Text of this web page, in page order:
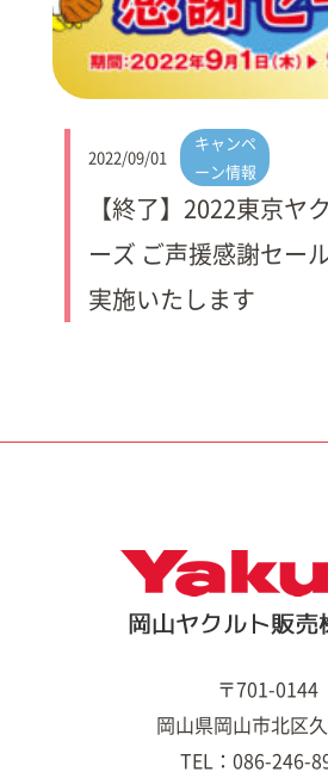
2022/09/01
キャンペ
ーン情報
【終了】2022東京ヤ
ーズ ご声援感謝セー
実施いたします
〒701-0144
岡山県岡山市北区
TEL：086-246-